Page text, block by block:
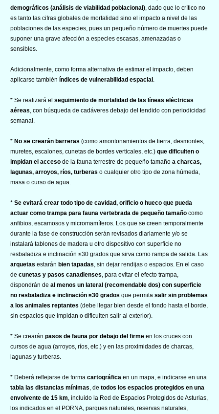
demográficos (análisis de viabilidad poblacional) , dado que lo crítico no
es tanto las cifras globales de mortalidad sino el impacto a nivel de las
poblaciones de las especies, pues un pequeño número de muertes puede
suponer una grave afección a especies escasas, amenazadas o
sensibles.
Adicionalmente, como forma alternativa de estimar el impacto, deben
aplicarse también índices de vulnerabilidad espacial
* Se realizará el seguimiento de mortalidad de las líneas eléctricas
aéreas , con búsqueda de cadáveres debajo del tendido con periodicidad
semanal.
* No se crearán barreras (como amontonamientos de tierra, desmontes,
muretes, escalones, cunetas de bordes verticales, etc.) que dificulten o
impidan el acceso de la fauna terrestre de pequeño tamaño a charcas,
lagunas, arroyos, ríos, turberas o cualquier otro tipo de zona húmeda,
masa o curso de agua.
* Se evitará crear todo tipo de cavidad, orificio o hueco que pueda
actuar como trampa para fauna vertebrada de pequeño tamaño como
anfibios, escamosos y micromamíferos. Los que se creen temporalmente
durante la fase de construcción serán revisados diariamente y/o se
instalará tablones de madera u otro dispositivo con superficie no
resbaladiza e inclinación ≤30 grados que sirva como rampa de salida. Las
arquetas estarán bien tapadas , sin dejar rendijas o espacios. En el caso
de cunetas y pasos canadienses , para evitar el efecto trampa,
dispondrán de al menos un lateral (recomendable dos) con superficie
no resbaladiza e inclinación ≤30 grados que permita salir sin problemas
a los animales reptantes (debe llegar bien desde el fondo hasta el borde,
sin espacios que impidan o dificulten salir al exterior).
* Se crearán pasos de fauna por debajo del firme en los cruces con
cursos de agua (arroyos, ríos, etc.) y en las proximidades de charcas,
lagunas y turberas.
* Deberá reflejarse de forma cartográfica en un mapa, e indicarse en una
tabla las distancias mínimas , de todos los espacios protegidos en una
envolvente de 15 km , incluido la Red de Espacios Protegidos de Asturias,
los indicados en el PORNA, parques naturales, reservas naturales,